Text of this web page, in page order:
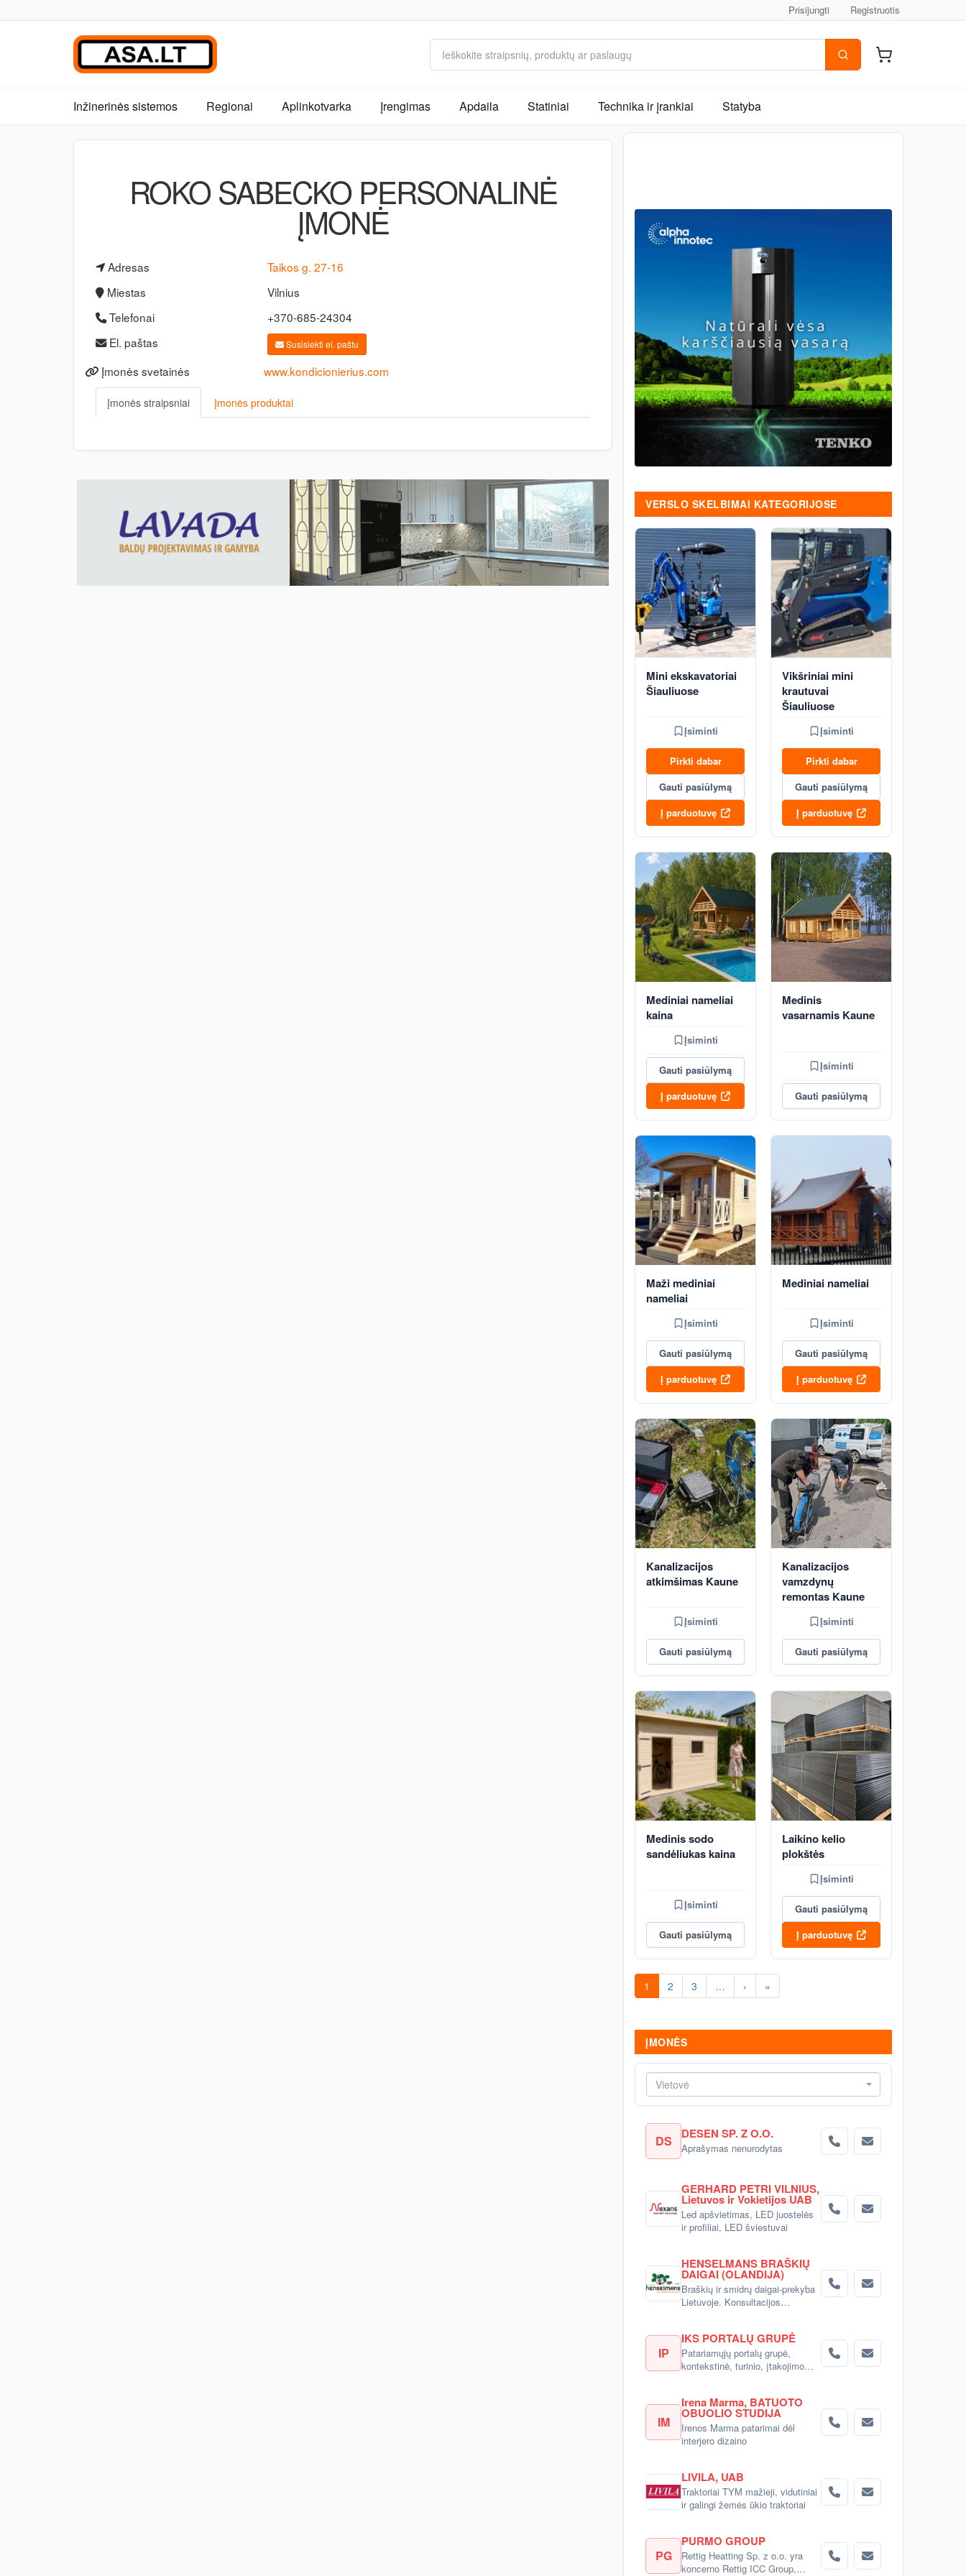
Prisijungti Registruotis
Inžinerinės sistemos Regionai Aplinkotvarka Įrengimas Apdaila Statiniai Technika ir įrankiai Statyba
ROKO SABECKO PERSONALINĖ
ĮMONĖ
Adresas
Taikos g. 27-16
Miestas
Vilnius
Telefonai
+370-685-24304
El. paštas
Susisiekti el. paštu
Įmonės svetainės www.kondicionierius.com
Įmonės straipsniai Įmonės produktai
VERSLO SKELBIMAI KATEGORIJOSE
Mini ekskavatoriai
Šiauliuose
Įsiminti
Pirkti dabar
Gauti pasiūlymą
Į parduotuvę
Vikšriniai mini
krautuvai
Šiauliuose
Įsiminti
Pirkti dabar
Gauti pasiūlymą
Į parduotuvę
Mediniai nameliai
kaina
Įsiminti
Gauti pasiūlymą
Į parduotuvę
Medinis
vasarnamis Kaune
Įsiminti
Gauti pasiūlymą
Maži mediniai
nameliai
Įsiminti
Gauti pasiūlymą
Į parduotuvę
Mediniai nameliai
Įsiminti
Gauti pasiūlymą
Į parduotuvę
Kanalizacijos
atkimšimas Kaune
Įsiminti
Gauti pasiūlymą
Kanalizacijos
vamzdynų
remontas Kaune
Įsiminti
Gauti pasiūlymą
Medinis sodo
sandėliukas kaina
Įsiminti
Gauti pasiūlymą
Laikino kelio
plokštės
Įsiminti
Gauti pasiūlymą
Į parduotuvę
1 2 3 … › »
ĮMONĖS
Vietovė
DS DESEN SP. Z O.O.
Aprašymas nenurodytas
GERHARD PETRI VILNIUS,
Lietuvos ir Vokietijos UAB
Led apšvietimas, LED juostelės
ir profiliai, LED šviestuvai
HENSELMANS BRAŠKIŲ
DAIGAI (OLANDIJA)
Braškių ir smidrų daigai-prekyba
Lietuvoje. Konsultacijos
IP
IKS PORTALŲ GRUPĖ
Patariamųjų portalų grupė,
kontekstinė, turinio, įtakojimo
IM
Irena Marma, BATUOTO
OBUOLIO STUDIJA
Irenos Marma patarimai dėl
interjero dizaino
LIVILA, UAB
Traktoriai TYM mažieji, vidutiniai
ir galingi žemės ūkio traktoriai
PG
PURMO GROUP
Rettig Heatting Sp. z o.o. yra
koncerno Rettig ICC Group,